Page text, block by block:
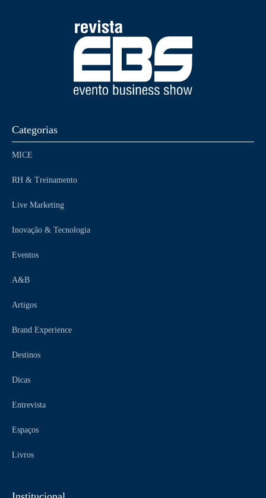
Categorias
MICE
RH & Treinamento
Live Marketing
Inovação & Tecnologia
Eventos
A&B
Artigos
Brand Experience
Destinos
Dicas
Entrevista
Espaços
Livros